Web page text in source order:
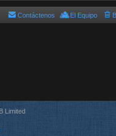
El Equipo
Contáctenos
Limited